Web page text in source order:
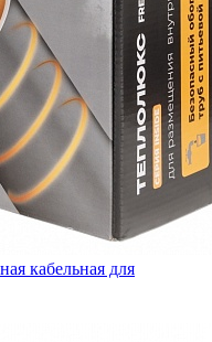
кабельная для